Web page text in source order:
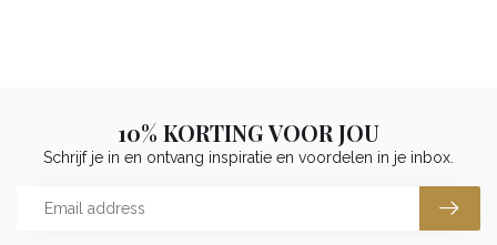
10% KORTING VOOR JOU
Schrijf je in en ontvang inspiratie en voordelen in je inbox.